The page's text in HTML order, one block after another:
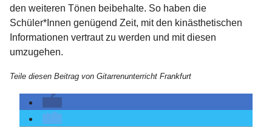
den weiteren Tönen beibehalte. So haben die
Schüler*Innen genügend Zeit, mit den kinästhetischen
Informationen vertraut zu werden und mit diesen
umzugehen.
Teile diesen Beitrag von Gitarrenunterricht Frankfurt